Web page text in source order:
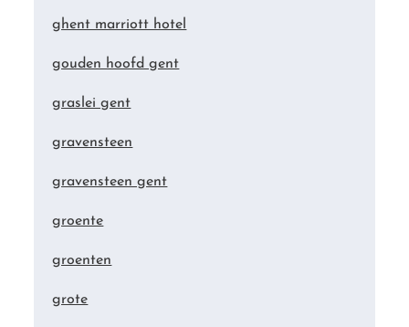
ghent marriott hotel
gouden hoofd gent
graslei gent
gravensteen
gravensteen gent
groente
groenten
grote